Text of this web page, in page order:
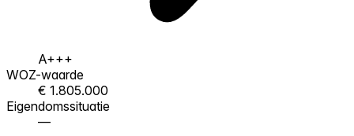
A+++
WOZ-waarde
€ 1.805.000
Eigendomssituatie
—